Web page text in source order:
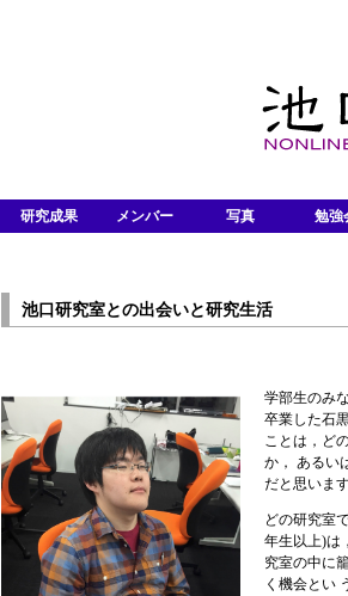
研究成果 メンバー 写真 勉強
池口研究室との出会いと研究生活
学部生のみ
卒業した石
ことは，ど
か， あるい
だと思います
どの研究室
年生以上)は
究室の中に
く機会とい